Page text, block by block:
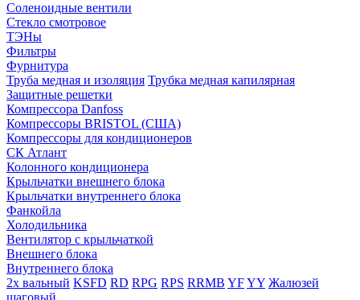
Соленоидные вентили
Стекло смотровое
ТЭНы
Фильтры
Фурнитура
Труба медная и изоляция Трубка медная капилярная
Защитные решетки
Компрессора Danfoss
Компрессоры BRISTOL (США)
Компрессоры для кондиционеров
СК Атлант
Колонного кондиционера
Крыльчатки внешнего блока
Крыльчатки внутреннего блока
Фанкойла
Холодильника
Вентилятор с крыльчаткой
Внешнего блока
Внутреннего блока
2х вальный KSFD RD RPG RPS RRMB YFYY Жалюзей
шаговый